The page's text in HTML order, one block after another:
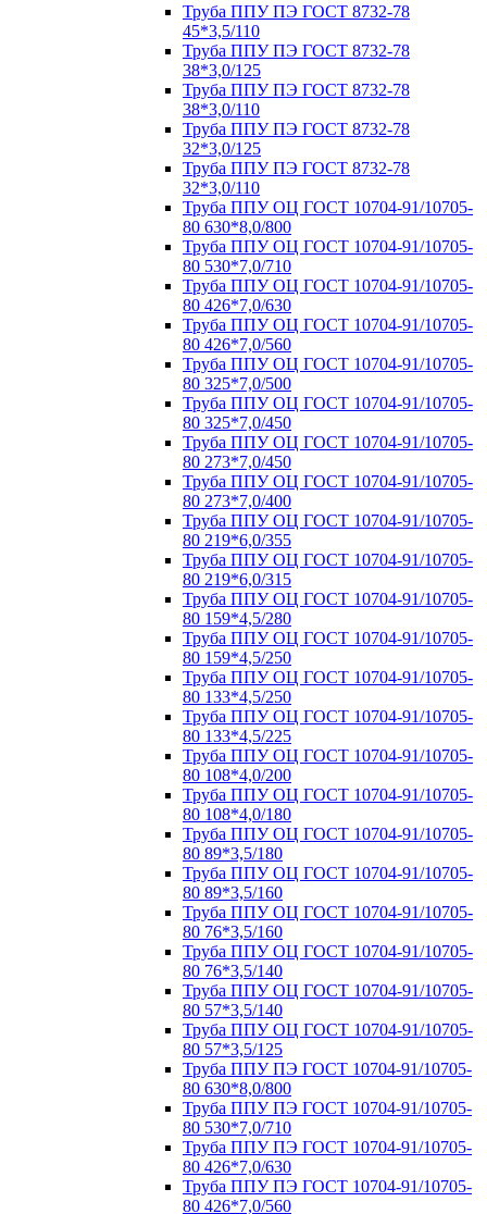
Труба ППУ ПЭ ГОСТ 8732-78
45*3,5/110
Труба ППУ ПЭ ГОСТ 8732-78
38*3,0/125
Труба ППУ ПЭ ГОСТ 8732-78
38*3,0/110
Труба ППУ ПЭ ГОСТ 8732-78
32*3,0/125
Труба ППУ ПЭ ГОСТ 8732-78
32*3,0/110
Труба ППУ ОЦ ГОСТ 10704-91/10705-
80 630*8,0/800
Труба ППУ ОЦ ГОСТ 10704-91/10705-
80 530*7,0/710
Труба ППУ ОЦ ГОСТ 10704-91/10705-
80 426*7,0/630
Труба ППУ ОЦ ГОСТ 10704-91/10705-
80 426*7,0/560
Труба ППУ ОЦ ГОСТ 10704-91/10705-
80 325*7,0/500
Труба ППУ ОЦ ГОСТ 10704-91/10705-
80 325*7,0/450
Труба ППУ ОЦ ГОСТ 10704-91/10705-
80 273*7,0/450
Труба ППУ ОЦ ГОСТ 10704-91/10705-
80 273*7,0/400
Труба ППУ ОЦ ГОСТ 10704-91/10705-
80 219*6,0/355
Труба ППУ ОЦ ГОСТ 10704-91/10705-
80 219*6,0/315
Труба ППУ ОЦ ГОСТ 10704-91/10705-
80 159*4,5/280
Труба ППУ ОЦ ГОСТ 10704-91/10705-
80 159*4,5/250
Труба ППУ ОЦ ГОСТ 10704-91/10705-
80 133*4,5/250
Труба ППУ ОЦ ГОСТ 10704-91/10705-
80 133*4,5/225
Труба ППУ ОЦ ГОСТ 10704-91/10705-
80 108*4,0/200
Труба ППУ ОЦ ГОСТ 10704-91/10705-
80 108*4,0/180
Труба ППУ ОЦ ГОСТ 10704-91/10705-
80 89*3,5/180
Труба ППУ ОЦ ГОСТ 10704-91/10705-
80 89*3,5/160
Труба ППУ ОЦ ГОСТ 10704-91/10705-
80 76*3,5/160
Труба ППУ ОЦ ГОСТ 10704-91/10705-
80 76*3,5/140
Труба ППУ ОЦ ГОСТ 10704-91/10705-
80 57*3,5/140
Труба ППУ ОЦ ГОСТ 10704-91/10705-
80 57*3,5/125
Труба ППУ ПЭ ГОСТ 10704-91/10705-
80 630*8,0/800
Труба ППУ ПЭ ГОСТ 10704-91/10705-
80 530*7,0/710
Труба ППУ ПЭ ГОСТ 10704-91/10705-
80 426*7,0/630
Труба ППУ ПЭ ГОСТ 10704-91/10705-
80 426*7,0/560